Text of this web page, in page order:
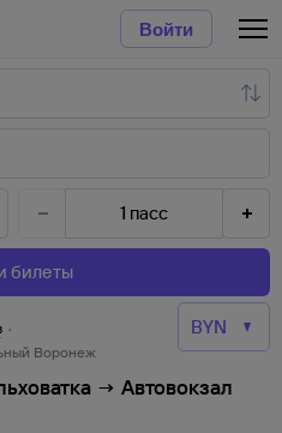
Войти
1 пасс
билеты
·
Воронеж
→ Автовокзал